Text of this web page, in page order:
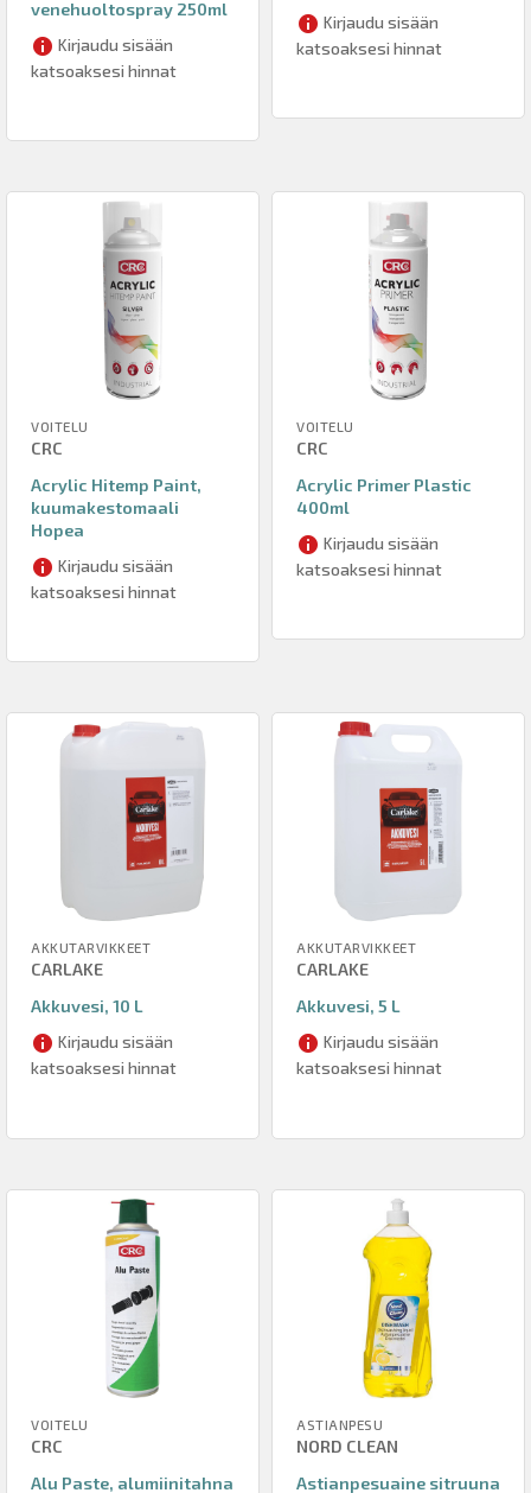
venehuoltospray 250ml
Kirjaudu sisään
katsoaksesi hinnat
Kirjaudu sisään
katsoaksesi hinnat
VOITELU
CRC
Acrylic Hitemp Paint,
kuumakestomaali
Hopea
Kirjaudu sisään
katsoaksesi hinnat
VOITELU
CRC
Acrylic Primer Plastic
400ml
Kirjaudu sisään
katsoaksesi hinnat
AKKUTARVIKKEET
CARLAKE
Akkuvesi, 10 L
Kirjaudu sisään
katsoaksesi hinnat
AKKUTARVIKKEET
CARLAKE
Akkuvesi, 5 L
Kirjaudu sisään
katsoaksesi hinnat
VOITELU
CRC
Alu Paste, alumiinitahna
ASTIANPESU
NORD CLEAN
Astianpesuaine sitruuna